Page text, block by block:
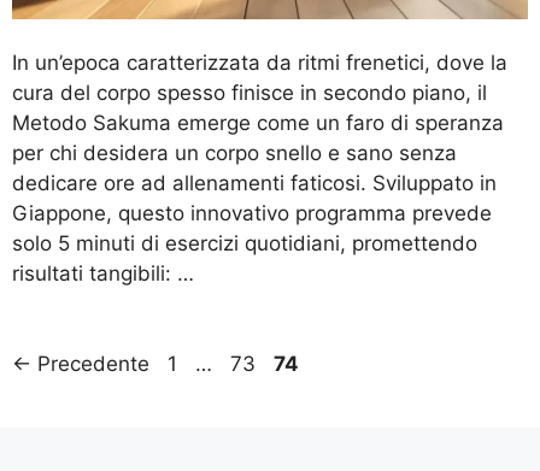
In un’epoca caratterizzata da ritmi frenetici, dove la
cura del corpo spesso finisce in secondo piano, il
Metodo Sakuma emerge come un faro di speranza
per chi desidera un corpo snello e sano senza
dedicare ore ad allenamenti faticosi. Sviluppato in
Giappone, questo innovativo programma prevede
solo 5 minuti di esercizi quotidiani, promettendo
risultati tangibili: …
← Precedente Pagina
1 … Pagina
73 Pagina
74